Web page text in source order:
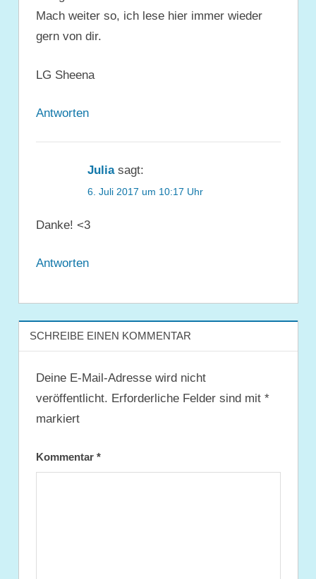
Mach weiter so, ich lese hier immer wieder
gern von dir.
LG Sheena
Antworten
Julia sagt:
6. Juli 2017 um 10:17 Uhr
Danke! <3
Antworten
SCHREIBE EINEN KOMMENTAR
Deine E-Mail-Adresse wird nicht
veröffentlicht. Erforderliche Felder sind mit *
markiert
Kommentar *